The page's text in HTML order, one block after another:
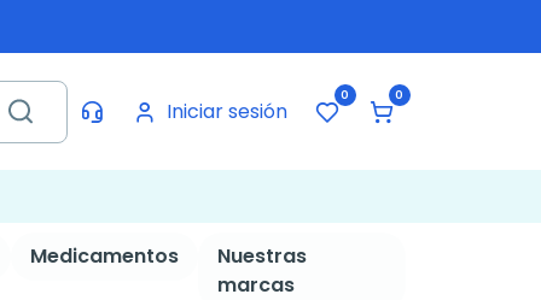
Iniciar sesión
0 0
Medicamentos
Nuestras
marcas